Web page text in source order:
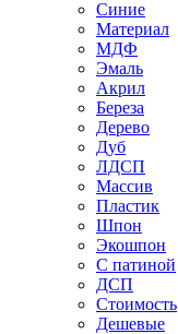
Синие
Материал
МДФ
Эмаль
Акрил
Береза
Дерево
Дуб
ЛДСП
Массив
Пластик
Шпон
Экошпон
С патиной
ДСП
Стоимость
Дешевые